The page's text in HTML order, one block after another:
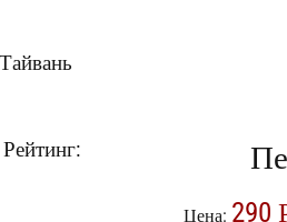
Рейтинг:
Цена: 290